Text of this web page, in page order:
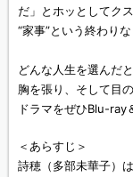
だ」とホッとしてク
“家事”という終わり
どんな人生を選んだ
胸を張り、そして目
ドラマをぜひBlu-ray
＜あらすじ＞
詩穂（多部未華子）